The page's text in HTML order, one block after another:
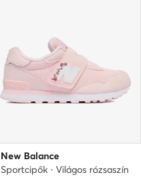
New Balance
Sportcipők · Világos rózsaszín